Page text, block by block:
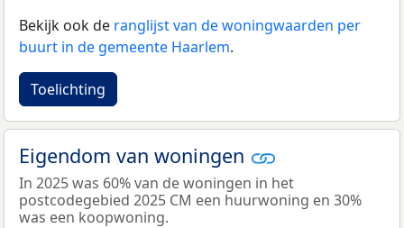
Bekijk ook de ranglijst van de woningwaarden per
buurt in de gemeente Haarlem.
Toelichting
Eigendom van woningen
In 2025 was 60% van de woningen in het
postcodegebied 2025 CM een huurwoning en 30%
was een koopwoning.